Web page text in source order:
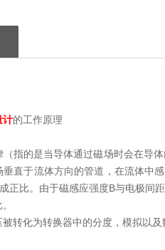
计的工作原理
指的是当导体通过磁场时会在导
垂直于流体方向的管道，在流体中
正比。由于磁感应强度B与电极间
转化为转换器中的分度，模拟以及